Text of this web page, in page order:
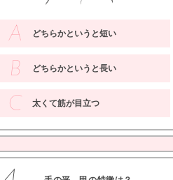
A どちらかというと短い
B どちらかというと長い
C 太くて筋が目立つ